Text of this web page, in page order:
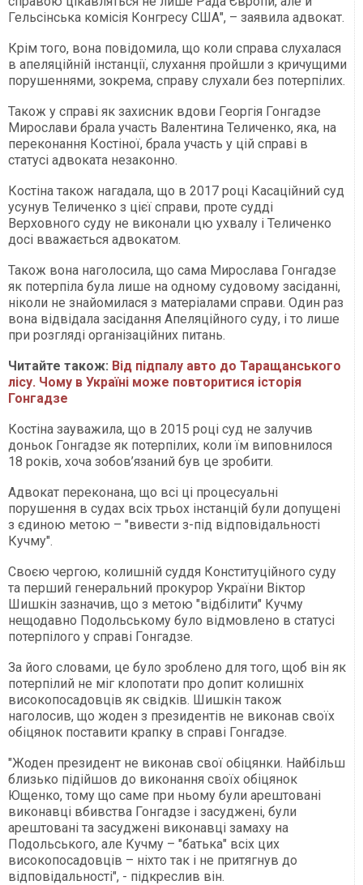
Гельсінська комісія Конгресу США", – заявила адвокат.
Крім того, вона повідомила, що коли справа слухалася
в апеляційній інстанції, слухання пройшли з кричущими
порушеннями, зокрема, справу слухали без потерпілих.
Також у справі як захисник вдови Георгія Гонгадзе
Мирослави брала участь Валентина Теличенко, яка, на
переконання Костіної, брала участь у цій справі в
статусі адвоката незаконно.
Костіна також нагадала, що в 2017 році Касаційний суд
усунув Теличенко з цієї справи, проте судді
Верховного суду не виконали цю ухвалу і Теличенко
досі вважається адвокатом.
Також вона наголосила, що сама Мирослава Гонгадзе
як потерпіла була лише на одному судовому засіданні,
ніколи не знайомилася з матеріалами справи. Один раз
вона відвідала засідання Апеляційного суду, і то лише
при розгляді організаційних питань.
Читайте також: Від підпалу авто до Таращанського
лісу. Чому в Україні може повторитися історія
Гонгадзе
Костіна зауважила, що в 2015 році суд не залучив
доньок Гонгадзе як потерпілих, коли їм виповнилося
18 років, хоча зобов’язаний був це зробити.
Адвокат переконана, що всі ці процесуальні
порушення в судах всіх трьох інстанцій були допущені
з єдиною метою – "вивести з-під відповідальності
Кучму".
Своєю чергою, колишній суддя Конституційного суду
та перший генеральний прокурор України Віктор
Шишкін зазначив, що з метою "відбілити" Кучму
нещодавно Подольському було відмовлено в статусі
потерпілого у справі Гонгадзе.
За його словами, це було зроблено для того, щоб він як
потерпілий не міг клопотати про допит колишніх
високопосадовців як свідків. Шишкін також
наголосив, що жоден з президентів не виконав своїх
обіцянок поставити крапку в справі Гонгадзе.
"Жоден президент не виконав свої обіцянки. Найбільш
близько підійшов до виконання своїх обіцянок
Ющенко, тому що саме при ньому були арештовані
виконавці вбивства Гонгадзе і засуджені, були
арештовані та засуджені виконавці замаху на
Подольського, але Кучму – "батька" всіх цих
високопосадовців – ніхто так і не притягнув до
відповідальності", - підкреслив він.